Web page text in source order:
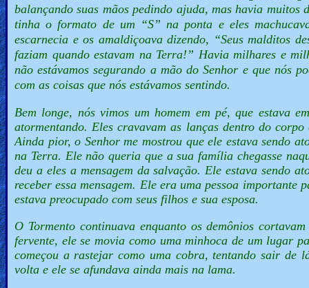
balançando suas mãos pedindo ajuda, mas havia muitos
tinha o formato de um “S” na ponta e eles
escarnecia e os amaldiçoava dizendo, “Seus malditos
faziam quando estavam na Terra!” Havia milhares e
não estávamos segurando a mão do Senhor e que nós
com as coisas que nós estávamos sentindo.
Bem longe, nós vimos um homem em pé, que estava
atormentando. Eles cravavam as lanças dentro do
Ainda pior, o Senhor me mostrou que ele estava sendo
na Terra. Ele não queria que a sua família chegasse
deu a eles a mensagem da salvação. Ele estava sendo
receber essa mensagem. Ele era uma pessoa
estava preocupado com seus filhos e sua esposa.
O Tormento continuava enquanto os demônios
fervente, ele se movia como uma minhoca de um lugar
começou a rastejar como uma cobra, tentando sair de
volta e ele se afundava ainda mais na lama.